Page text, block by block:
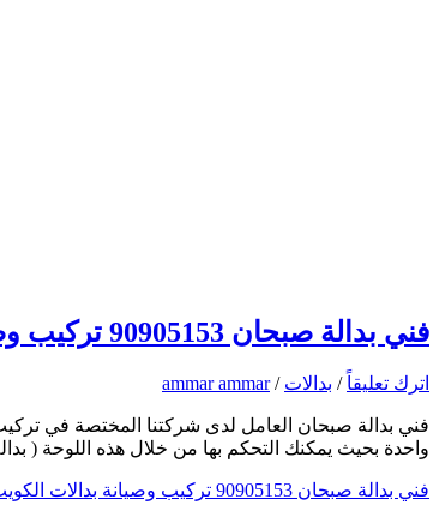
فني بدالة صبحان 90905153 تركيب وصيانة بدالات الكويت
اترك تعليقاً / بدالات /
ammar ammar
فني بدالة صبحان العامل لدى شركتنا المختصة في
واحدة بحيث يمكنك التحكم بها من خلال هذه اللوحة (
فني بدالة صبحان 90905153 تركيب وصيانة بدالات الكويت